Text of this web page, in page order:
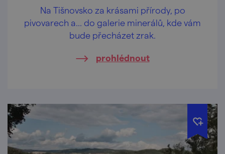
Na Tišnovsko za krásami přírody, po
pivovarech a... do galerie minerálů, kde vám
bude přecházet zrak.
prohlédnout